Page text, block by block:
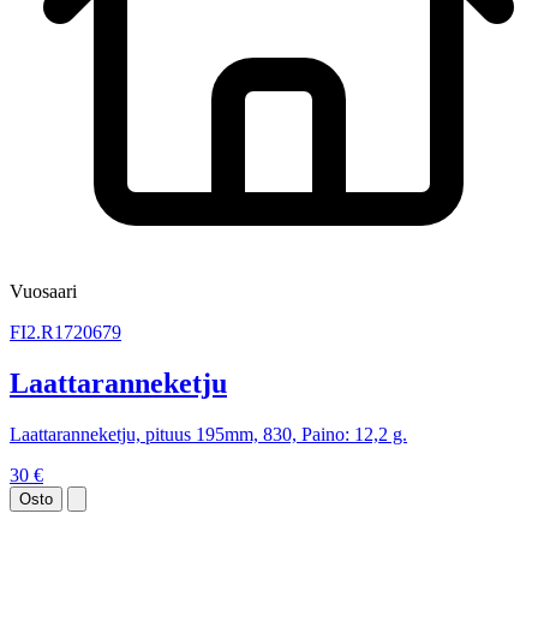
Vuosaari
FI2.R1720679
Laattaranneketju
Laattaranneketju, pituus 195mm, 830, Paino: 12,2 g.
30 €
Osto